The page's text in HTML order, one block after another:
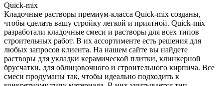
Quick-mix
Кладочные растворы премиум-класса Quick-mix созданы,
чтобы сделать вашу стройку легкой и приятной. Quick-mix
разработали кладочные смеси и растворы для всех типов
строительных работ. В их ассортименте есть решения для
любых запросов клиента. На нашем сайте вы найдете
растворы для укладки керамической плитки, клинкерной
брусчатки, для облицовочного и строительного кирпича. Все
смеси продуманы так, чтобы идеально подходить к